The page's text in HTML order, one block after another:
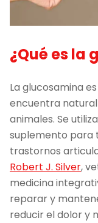
¿Qué es la
La glucosamina
encuentra
animales. Se
suplemento para
trastornos
Robert J. Silver,
medicina
reparar y
reducir el dolor y